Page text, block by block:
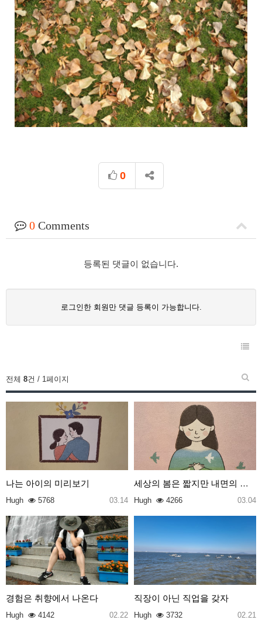
0
0 Comments
등록된 댓글이 없습니다.
로그인한 회원만 댓글 등록이 가능합니다.
전체 8건 / 1페이지
나는 아이의 미리보기
Hugh 5768 03.14
세상의 봄은 짧지만 내면의 봄은 영원하다
Hugh 4266 03.04
경험은 취향에서 나온다
Hugh 4142 02.22
직장이 아닌 직업을 갖자
Hugh 3732 02.21